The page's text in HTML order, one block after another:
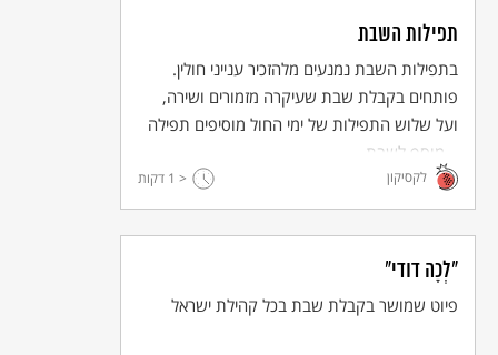
תפילות השבת
בתפילות השבת נמנעים מלהזכיר ענייני חולין.
פותחים בקבלת שבת שעיקרה מזמורים ושירה,
ועל שלוש התפילות של ימי החול מוסיפים תפילה
– מוסף לשבת.
לקסיקון < 1 דקות
"לְכָה דודי"
פיוט שמושר בקבלת שבת בכל קהילת ישראל